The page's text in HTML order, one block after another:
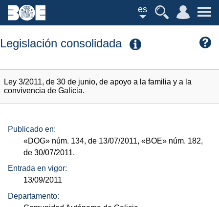
es
Legislación consolidada
Ley 3/2011, de 30 de junio, de apoyo a la familia y a la
convivencia de Galicia.
Publicado en:
«DOG» núm. 134, de 13/07/2011,«BOE» núm. 182,
de 30/07/2011.
Entrada en vigor:
13/09/2011
Departamento: